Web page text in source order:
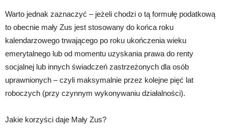
Warto jednak zaznaczyć – jeżeli chodzi o tą formułę podatkową
to obecnie mały Zus jest stosowany do końca roku
kalendarzowego trwającego po roku ukończenia wieku
emerytalnego lub od momentu uzyskania prawa do renty
socjalnej lub innych świadczeń zastrzeżonych dla osób
uprawnionych – czyli maksymalnie przez kolejne pięć lat
roboczych (przy czynnym wykonywaniu działalności).
Jakie korzyści daje Mały Zus?